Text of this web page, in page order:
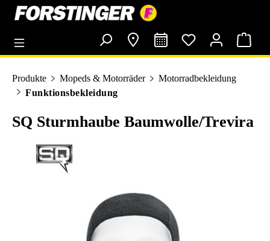
springen
Produkte Mopeds & Motorräder
Motorradbekleidung
Funktionsbekleidung
SQ Sturmhaube Baumwolle/Trevira
Bildergalerie überspringen